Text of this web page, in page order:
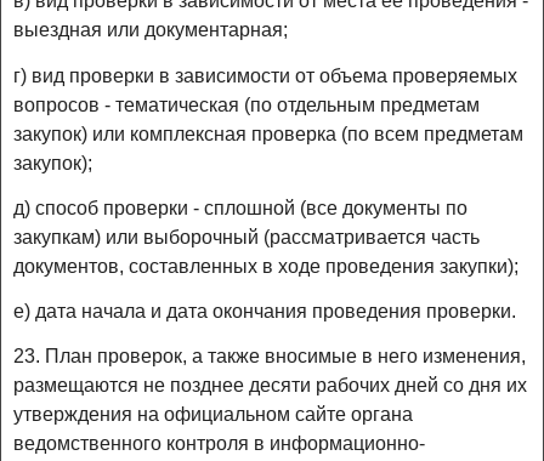
выездная или документарная;
г) вид проверки в зависимости от объема проверяемых
вопросов - тематическая (по отдельным предметам
закупок) или комплексная проверка (по всем предметам
закупок);
д) способ проверки - сплошной (все документы по
закупкам) или выборочный (рассматривается часть
документов, составленных в ходе проведения закупки);
е) дата начала и дата окончания проведения проверки.
23. План проверок, а также вносимые в него изменения,
размещаются не позднее десяти рабочих дней со дня их
утверждения на официальном сайте органа
ведомственного контроля в информационно-